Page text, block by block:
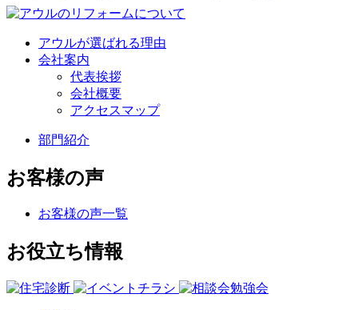
アウルが選ばれる理由
会社案内
代表挨拶
会社概要
アクセスマップ
部門紹介
お客様の声
お客様の声一覧
お役立ち情報